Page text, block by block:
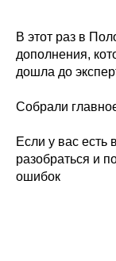
В этот раз в
дополнения,
дошла до
Собрали
Если у вас
разобраться и
ошибок